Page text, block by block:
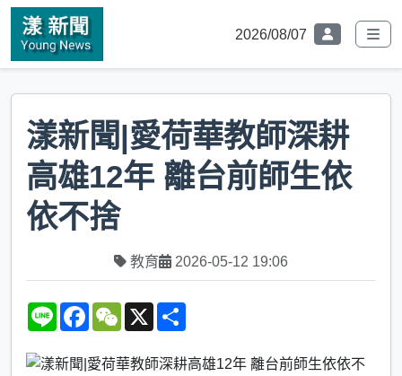
2026/08/07
漾新聞|愛荷華教師深耕
高雄12年 離台前師生依
依不捨
教育 2026-05-12 19:06
L
F
b
W
a
X
e